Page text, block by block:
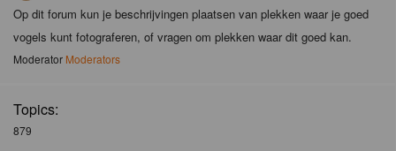
Op dit forum kun je beschrijvingen plaatsen van plekken waar je goed
vogels kunt fotograferen, of vragen om plekken waar dit goed kan.
Moderator Moderators
Topics:
879